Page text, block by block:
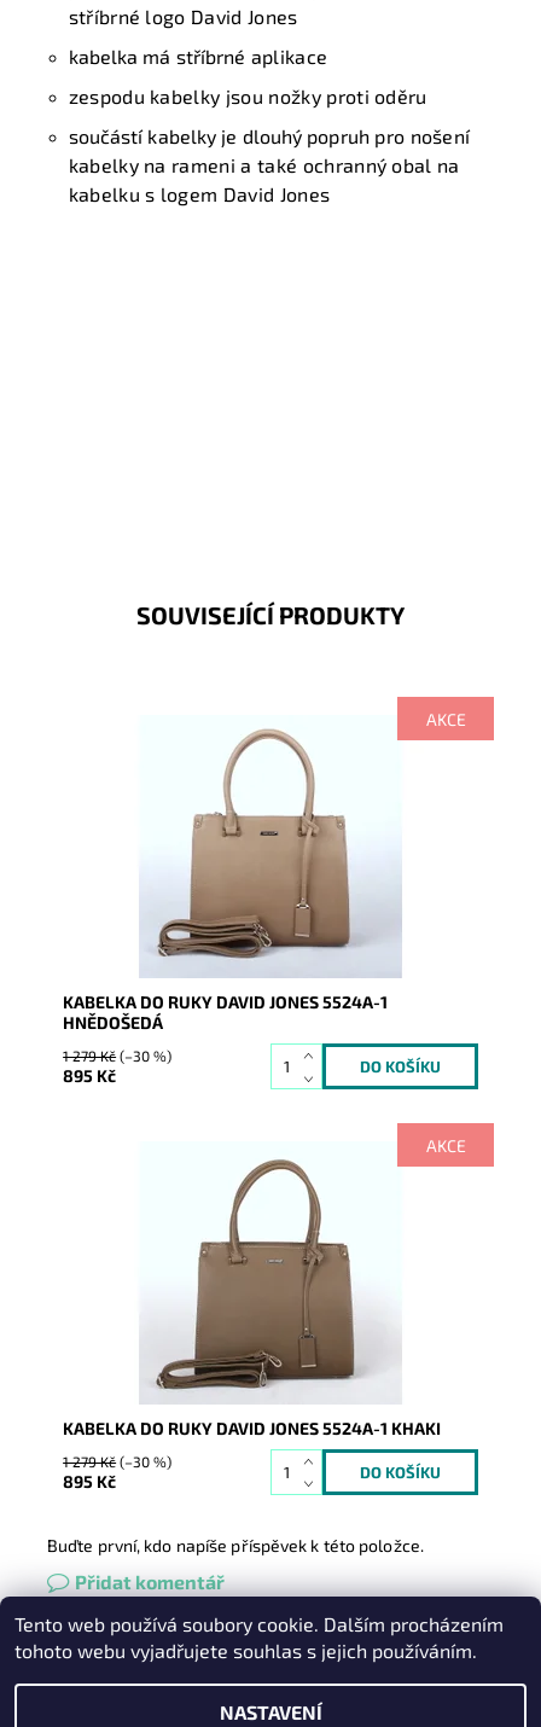
stříbrné logo David Jones
kabelka má stříbrné aplikace
zespodu kabelky jsou nožky proti oděru
součástí kabelky je dlouhý popruhpro nošení
kabelky na rameni a také ochranný obal na
kabelku s logem David Jones
SOUVISEJÍCÍ PRODUKTY
AKCE
Malá rozměry, ale velká svojí elegancí. Její předností
je rozdělení na dvě části, z nichž každá je uzavřena...
Skladem
856
2 roky
KABELKA DO RUKY DAVID JONES 5524A-1
HNĚDOŠEDÁ
1 279 Kč(–30 %)
895 Kč
AKCE
Malá rozměry, ale velká svojí elegancí. Její předností
je rozdělení na dvě části, z nichž každá je uzavřena...
Skladem
857
David Jones Paris
2 roky
KABELKA DO RUKY DAVID JONES 5524A-1 KHAKI
1 279 Kč(–30 %)
895 Kč
Buďte první, kdo napíše příspěvek k této položce.
Přidat komentář
Heureka.cz | Zboží.cz Oázakabelek
Tento web používá soubory cookie. Dalším procházením
tohoto webu vyjadřujete souhlas s jejich používáním.
NASTAVENÍ